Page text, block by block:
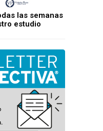
las semanas
estudio